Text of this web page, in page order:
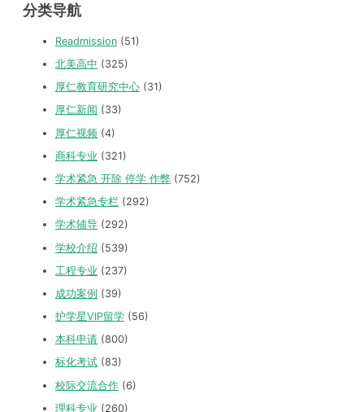
分类导航
Readmission (51)
北美高中 (325)
厚仁教育研究中心 (31)
厚仁新闻 (33)
厚仁视频 (4)
商科专业 (321)
学术紧急 开除 停学 作弊 (752)
学术紧急专栏 (292)
学术辅导 (292)
学校介绍 (539)
工程专业 (237)
成功案例 (39)
护学星VIP留学 (56)
本科申请 (800)
标化考试 (83)
校际交流合作 (6)
理科专业 (260)